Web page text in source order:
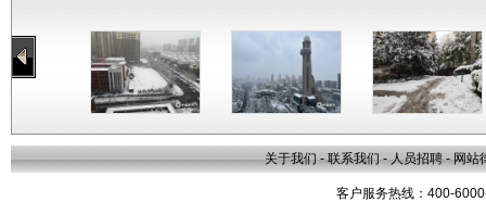
关于我们 - 联系我们 - 人员招聘 - 网站
客户服务热线：400-